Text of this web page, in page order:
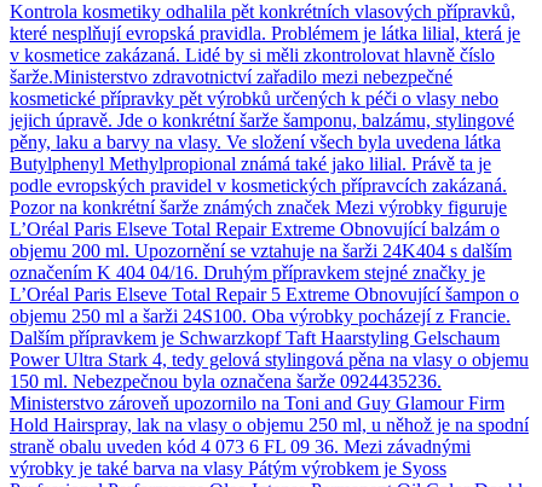
Kontrola kosmetiky odhalila pět konkrétních vlasových přípravků,
které nesplňují evropská pravidla. Problémem je látka lilial, která je
v kosmetice zakázaná. Lidé by si měli zkontrolovat hlavně číslo
šarže.Ministerstvo zdravotnictví zařadilo mezi nebezpečné
kosmetické přípravky pět výrobků určených k péči o vlasy nebo
jejich úpravě. Jde o konkrétní šarže šamponu, balzámu, stylingové
pěny, laku a barvy na vlasy. Ve složení všech byla uvedena látka
Butylphenyl Methylpropional známá také jako lilial. Právě ta je
podle evropských pravidel v kosmetických přípravcích zakázaná.
Pozor na konkrétní šarže známých značek Mezi výrobky figuruje
L’Oréal Paris Elseve Total Repair Extreme Obnovující balzám o
objemu 200 ml. Upozornění se vztahuje na šarži 24K404 s dalším
označením K 404 04/16. Druhým přípravkem stejné značky je
L’Oréal Paris Elseve Total Repair 5 Extreme Obnovující šampon o
objemu 250 ml a šarži 24S100. Oba výrobky pocházejí z Francie.
Dalším přípravkem je Schwarzkopf Taft Haarstyling Gelschaum
Power Ultra Stark 4, tedy gelová stylingová pěna na vlasy o objemu
150 ml. Nebezpečnou byla označena šarže 0924435236.
Ministerstvo zároveň upozornilo na Toni and Guy Glamour Firm
Hold Hairspray, lak na vlasy o objemu 250 ml, u něhož je na spodní
straně obalu uveden kód 4 073 6 FL 09 36. Mezi závadnými
výrobky je také barva na vlasy Pátým výrobkem je Syoss